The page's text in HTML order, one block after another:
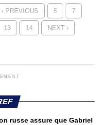
‹ PREVIOUS 6 7
13 14 NEXT ›
russe assure que Gabriel